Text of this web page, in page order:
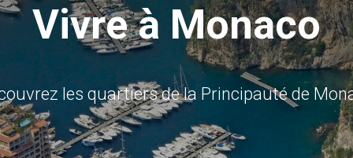
Vivre à Monaco
les quartiers de la Principauté de